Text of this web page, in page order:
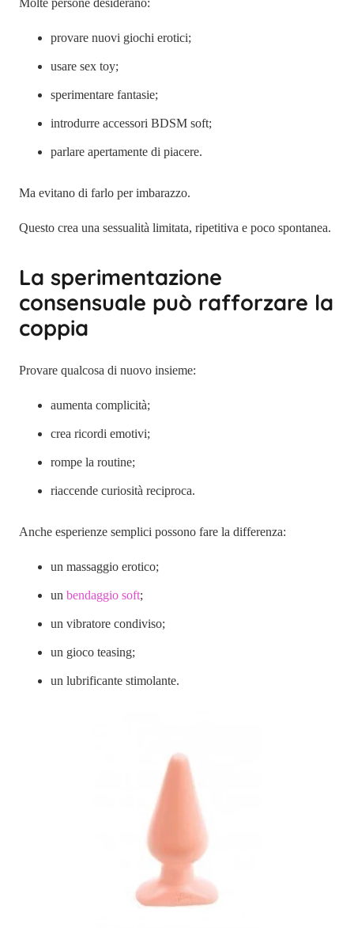
Molte persone desiderano:
provare nuovi giochi erotici;
usare sex toy;
sperimentare fantasie;
introdurre accessori BDSM soft;
parlare apertamente di piacere.
Ma evitano di farlo per imbarazzo.
Questo crea una sessualità limitata, ripetitiva e poco spontanea.
La sperimentazione
consensuale può rafforzare la
coppia
Provare qualcosa di nuovo insieme:
aumenta complicità;
crea ricordi emotivi;
rompe la routine;
riaccende curiosità reciproca.
Anche esperienze semplici possono fare la differenza:
un massaggio erotico;
un bendaggio soft;
un vibratore condiviso;
un gioco teasing;
un lubrificante stimolante.